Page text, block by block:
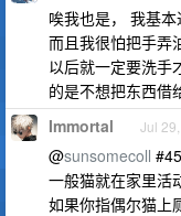
唉我也是， 我基本
而且我很怕把手弄
以后就一定要洗手
的是不想把东西借
Immortal Jul
@sunsomecoll #45
一般猫就在家里活
如果你指偶尔猫上